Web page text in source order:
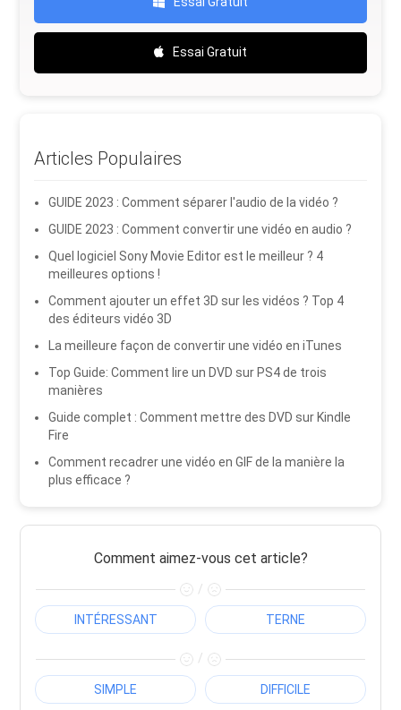
Essai Gratuit
Articles Populaires
GUIDE 2023 : Comment séparer l'audio de la vidéo ?
GUIDE 2023 : Comment convertir une vidéo en audio ?
Quel logiciel Sony Movie Editor est le meilleur ? 4
meilleures options !
Comment ajouter un effet 3D sur les vidéos ? Top 4
des éditeurs vidéo 3D
La meilleure façon de convertir une vidéo en iTunes
Top Guide: Comment lire un DVD sur PS4 de trois
manières
Guide complet : Comment mettre des DVD sur Kindle
Fire
Comment recadrer une vidéo en GIF de la manière la
plus efficace ?
Comment aimez-vous cet article?
/
INTÉRESSANT TERNE
/
SIMPLE DIFFICILE